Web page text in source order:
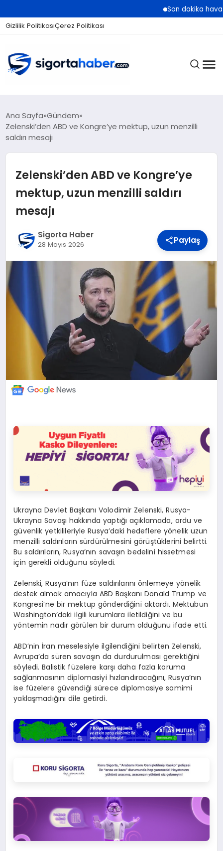
Son dakika hava
Gizlilik PolitikasıÇerez Politikası
SIGORTA
EKONOMI
BILIM VE TEKNOLOJI
OTOMOBIL
KÜNYE
İLETIŞIM
Ana Sayfa Gündem
Zelenski’den ABD ve Kongre’ye mektup, uzun menzilli
saldırı mesajı
Zelenski’den ABD ve Kongre’ye
mektup, uzun menzilli saldırı
mesajı
Sigorta Haber
28 Mayıs 2026 Paylaş
Ukrayna Devlet Başkanı Volodimir Zelenski, Rusya-
Ukrayna Savaşı hakkında yaptığı açıklamada, ordu ve
güvenlik yetkilileriyle Rusya’daki hedeflere yönelik uzun
menzilli saldırıların sürdürülmesini görüştüklerini belirtti.
Bu saldırıların, Rusya’nın savaşın bedelini hissetmesi
için gerekli olduğunu söyledi.
Zelenski, Rusya’nın füze saldırılarını önlemeye yönelik
destek almak amacıyla ABD Başkanı Donald Trump ve
Kongresi’ne bir mektup gönderdiğini aktardı. Mektubun
Washington’daki ilgili kurumlara iletildiğini ve bu
yöntemin nadir görülen bir durum olduğunu ifade etti.
ABD’nin İran meselesiyle ilgilendiğini belirten Zelenski,
Avrupa’da süren savaşın da durdurulması gerektiğini
söyledi. Balistik füzelere karşı daha fazla koruma
sağlanmasının diplomasiyi hızlandıracağını, Rusya’nın
ise füzelere güvendiği sürece diplomasiye samimi
yaklaşmadığını dile getirdi.